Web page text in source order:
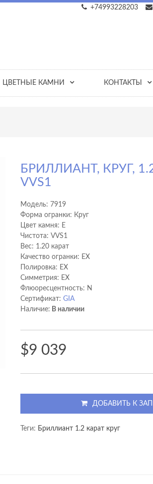
+74993228203
ЦВЕТНЫЕ КАМНИ КОНТАКТЫ
БРИЛЛИАНТ, КРУГ,
VVS1
Модель: 7919
Форма огранки: Круг
Цвет камня: E
Чистота: VVS1
Вес: 1.20 карат
Качество огранки: EX
Полировка: EX
Cимметрия: EX
Флюоресцентность: N
Сертификат:GIA
Наличие: В наличии
$9 039
ДОБАВИТЬ К
Теги: Бриллиант 1.2 карат круг